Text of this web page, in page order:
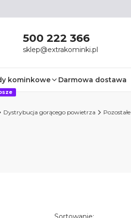
500 222 366
sklep@extrakominki.pl
kominkowe Darmowa dostawa
Dystrybucja gorącego powietrza Pozostałe